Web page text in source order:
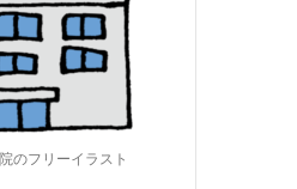
のフリーイラスト